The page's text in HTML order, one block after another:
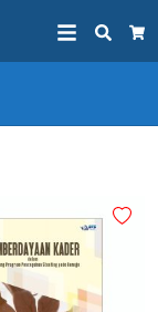
Search